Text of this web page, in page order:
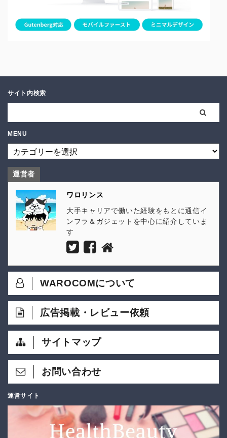
サイト内検索
MENU
運営者
ワロリンス
大手キャリアで働いた経験をもとに通信イ
ンフラ＆ガジェットを中心に紹介していま
す
WAROCOMについて
広告掲載・レビュー依頼
サイトマップ
お問い合わせ
運営サイト